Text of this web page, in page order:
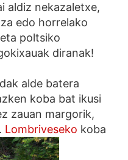
aldiz nekazaletxe,
edo horrelako
poltsiko
diranak!
alde batera
koba bat ikusi
zauan margorik,
Lombriveseko koba